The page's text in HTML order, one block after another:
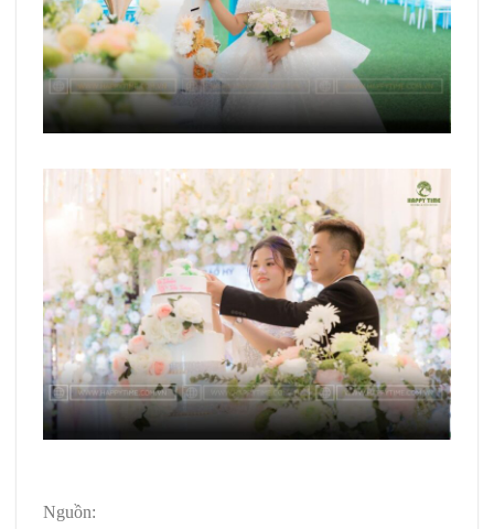
Nguồn: